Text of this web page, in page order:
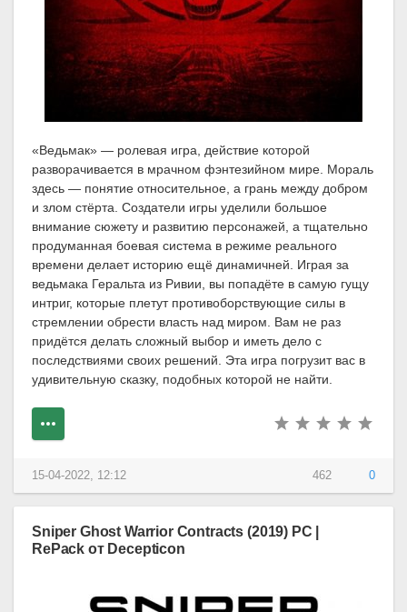
«Ведьмак» — ролевая игра, действие которой
разворачивается в мрачном фэнтезийном мире. Мораль
здесь — понятие относительное, а грань между добром
и злом стёрта. Создатели игры уделили большое
внимание сюжету и развитию персонажей, а тщательно
продуманная боевая система в режиме реального
времени делает историю ещё динамичней. Играя за
ведьмака Геральта из Ривии, вы попадёте в самую гущу
интриг, которые плетут противоборствующие силы в
стремлении обрести власть над миром. Вам не раз
придётся делать сложный выбор и иметь дело с
последствиями своих решений. Эта игра погрузит вас в
удивительную сказку, подобных которой не найти.
462 0
15-04-2022, 12:12
Sniper Ghost Warrior Contracts (2019) PC |
RePack от Decepticon